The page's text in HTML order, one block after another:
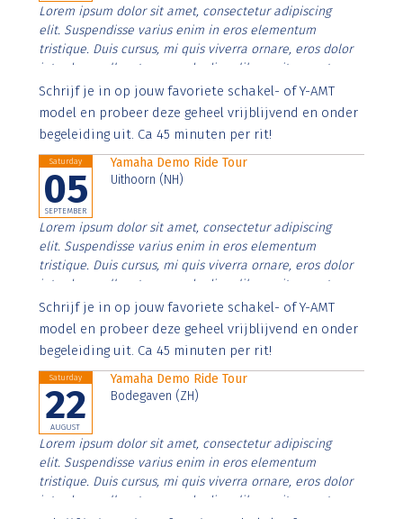
Lorem ipsum dolor sit amet, consectetur adipiscing
elit. Suspendisse varius enim in eros elementum
tristique. Duis cursus, mi quis viverra ornare, eros dolor
interdum nulla, ut commodo diam libero vitae erat.
Aenean faucibus nibh et justo cursus id rutrum lorem
imperdiet. Nunc ut sem vitae risus tristique posuere.
Schrijf je in op jouw favoriete schakel- of Y-AMT
model en probeer deze geheel vrijblijvend en onder
begeleiding uit. Ca 45 minuten per rit!
Saturday
05
SEPTEMBER
Yamaha Demo Ride Tour
Uithoorn (NH)
Lorem ipsum dolor sit amet, consectetur adipiscing
elit. Suspendisse varius enim in eros elementum
tristique. Duis cursus, mi quis viverra ornare, eros dolor
interdum nulla, ut commodo diam libero vitae erat.
Aenean faucibus nibh et justo cursus id rutrum lorem
imperdiet. Nunc ut sem vitae risus tristique posuere.
Schrijf je in op jouw favoriete schakel- of Y-AMT
model en probeer deze geheel vrijblijvend en onder
begeleiding uit. Ca 45 minuten per rit!
Saturday
22
AUGUST
Yamaha Demo Ride Tour
Bodegaven (ZH)
Lorem ipsum dolor sit amet, consectetur adipiscing
elit. Suspendisse varius enim in eros elementum
tristique. Duis cursus, mi quis viverra ornare, eros dolor
interdum nulla, ut commodo diam libero vitae erat.